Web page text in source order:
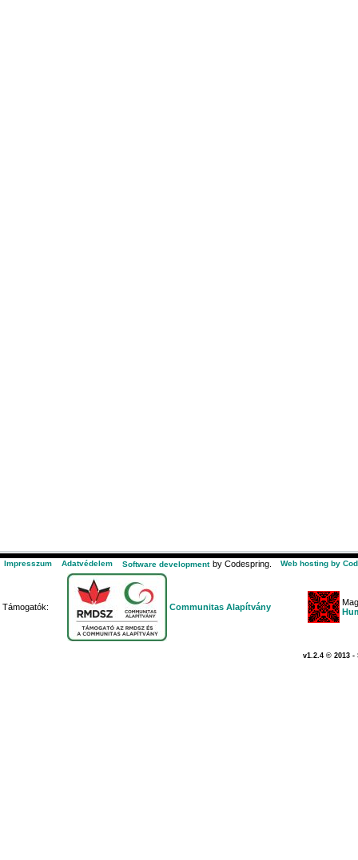
Impresszum Adatvédelem Software development by Codespring. Web hosting by
Támogatók: Communitas Alapítvány
v1.2.4 © 2013